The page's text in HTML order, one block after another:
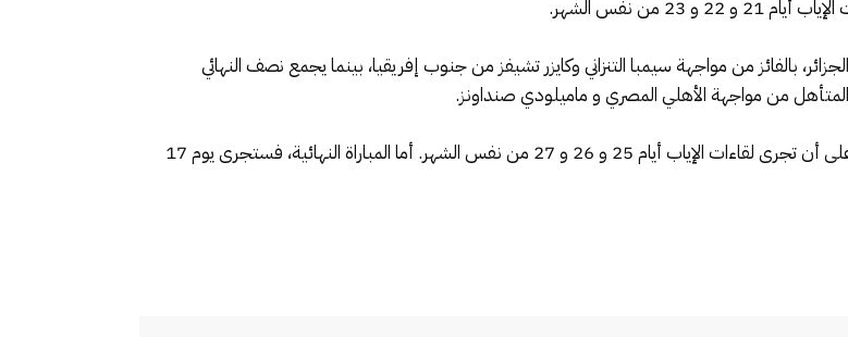
بالفائز من مواجهة سيمبا التنزاني وكايزر تشيفز من جنوب إفريقيا، بينما يجمع نصف النهائي
والمتأهل من مواجهة الأهلي المصري و ماميلودي صنداونز.
وتجرى مباراتا نصف النهائي أيام 18 و 19 و 20 يونيو المقبل ذهابا، على أن تجرى لقاءات الإياب أيام 25 و 26 و 27 من نفس الشهر. أما المباراة النهائية، فستجرى يوم 17